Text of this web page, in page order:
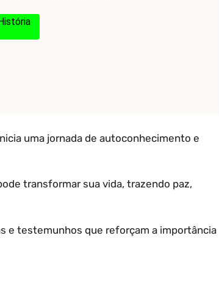
uma jornada de autoconhecimento e
transformar sua vida, trazendo paz,
e testemunhos que reforçam a importância